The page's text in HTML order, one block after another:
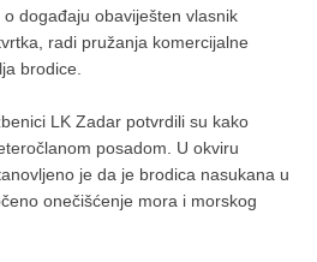
događaju obaviješten vlasnik
radi pružanja komercijalne
brodice.
LK Zadar potvrdili su kako
posadom. U okviru
je da je brodica nasukana u
onečišćenje mora i morskog